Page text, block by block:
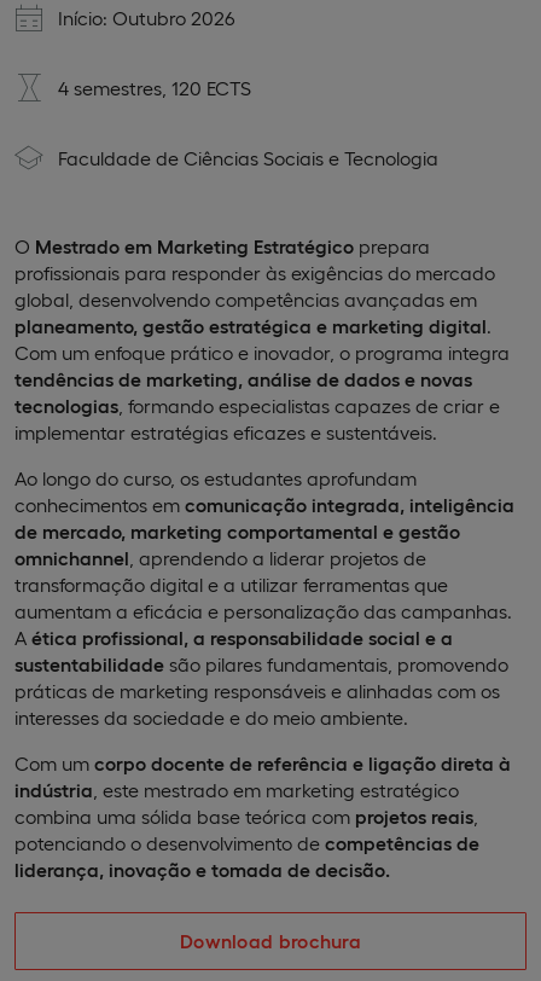
Início: Outubro 2026
4 semestres, 120 ECTS
Faculdade de Ciências Sociais e Tecnologia
O Mestrado em Marketing Estratégico prepara
profissionais para responder às exigências do mercado
global, desenvolvendo competências avançadas em
planeamento, gestão estratégica e marketing digital.
Com um enfoque prático e inovador, o programa integra
tendências de marketing, análise de dados e novas
tecnologias , formando especialistas capazes de criar e
implementar estratégias eficazes e sustentáveis.
Ao longo do curso, os estudantes aprofundam
conhecimentos em comunicação integrada, inteligência
de mercado, marketing comportamental e gestão
omnichannel , aprendendo a liderar projetos de
transformação digital e a utilizar ferramentas que
aumentam a eficácia e personalização das campanhas.
A ética profissional, a responsabilidade social e a
sustentabilidade são pilares fundamentais, promovendo
práticas de marketing responsáveis e alinhadas com os
interesses da sociedade e do meio ambiente.
Com um corpo docente de referência e ligação direta à
indústria , este mestrado em marketing estratégico
combina uma sólida base teórica com projetos reais
potenciando o desenvolvimento de competências de
liderança, inovação e tomada de decisão.
Download brochura